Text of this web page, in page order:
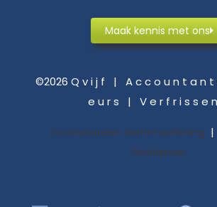
Maak kennis met ons
©2026 Q v i j f | A c c o u n t a n
e u r s | V e r f r i s s e
Voorwaarden Dienstverlening |
Disclaimer